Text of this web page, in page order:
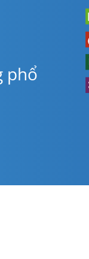
phổ